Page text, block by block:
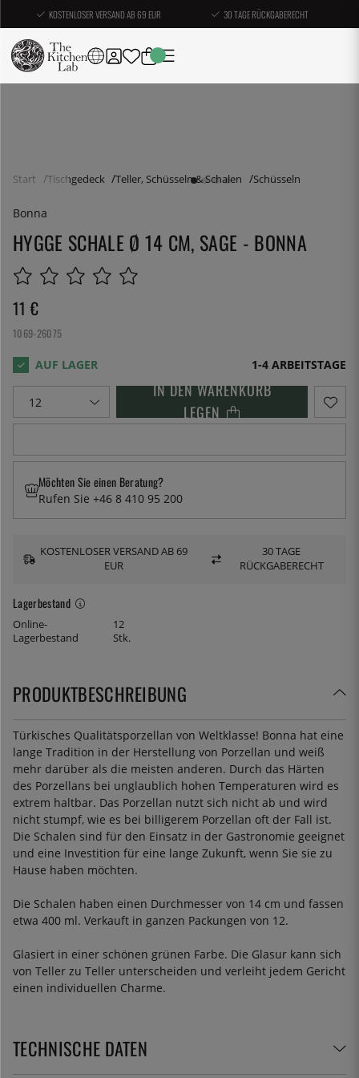
KOSTENLOSER VERSAND AB 69 EUR 30 TAGE RÜCKGABERECHT
Start Tischgedeck Teller, Schüsseln & Schalen Schüsseln
Bonna
HYGGE SCHALE Ø 14 CM, SAGE - BONNA
11 €
1069-26075
1-4 ARBEITSTAGE
IN DEN WARENKORB
LEGEN
Lagerbestand
Online-
Lagerbestand
12
Stk.
Möchten Sie einen Beratung?
Rufen Sie +46 8 410 95 200
KOSTENLOSER VERSAND AB 69
EUR
30 TAGE
RÜCKGABERECHT
PRODUKTBESCHREIBUNG
Türkisches Qualitätsporzellan von Weltklasse! Bonna hat eine
lange Tradition in der Herstellung von Porzellan und weiß
mehr darüber als die meisten anderen. Durch das Härten
des Porzellans bei unglaublich hohen Temperaturen wird es
extrem haltbar. Das Porzellan nutzt sich nicht ab und wird
nicht stumpf, wie es bei billigerem Porzellan oft der Fall ist.
Die Schalen sind für den Einsatz in der Gastronomie geeignet
und eine Investition für eine lange Zukunft, wenn Sie sie zu
Hause haben möchten.
Die Schalen haben einen Durchmesser von 14 cm und fassen
etwa 400 ml. Verkauft in ganzen Packungen von 12.
Glasiert in einer schönen grünen Farbe. Die Glasur kann sich
von Teller zu Teller unterscheiden und verleiht jedem Gericht
einen individuellen Charme.
TECHNISCHE DATEN